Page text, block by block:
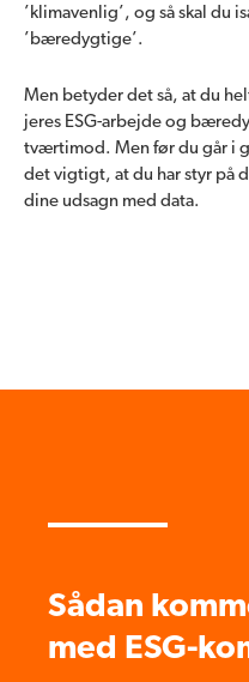
’klimavenlig’, og så skal du
’bæredygtige’.
Men betyder det så, at du
jeres ESG-arbejde og
tværtimod. Men før du går i
det vigtigt, at du har styr på
dine udsagn med data.
Sådan
med ESG-